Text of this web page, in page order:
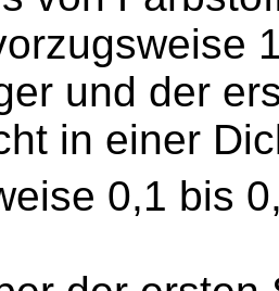
und der
in einer
0,1 bis